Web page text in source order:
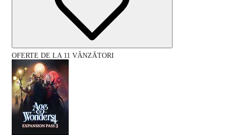
OFERTE DE LA 11 VÂNZĂTORI